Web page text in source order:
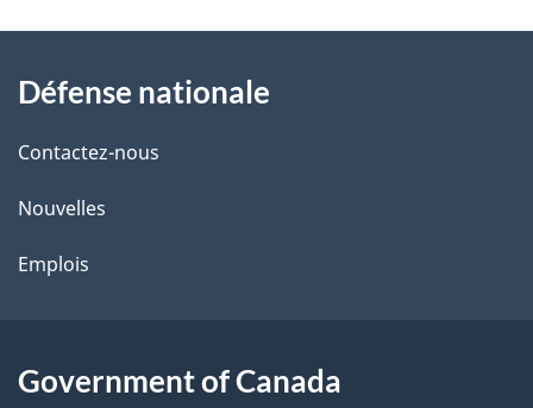
this
site
Défense nationale
Contactez-nous
Nouvelles
Emplois
Government of Canada